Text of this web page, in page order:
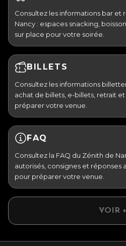
Consultez les informations bar et
Nancy : espaces snacking,
sur place pour votre soirée.
BILLETS
Consultez les informations
achat de billets, e-billets, retrait
préparer votre venue.
FAQ
Consultez la FAQ du Zénith de
autorisés, consignes et réponses
pour préparer votre venue.
VOIR +